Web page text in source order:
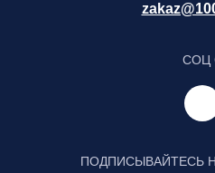
СОЦ
ПОДПИСЫВАЙТЕСЬ